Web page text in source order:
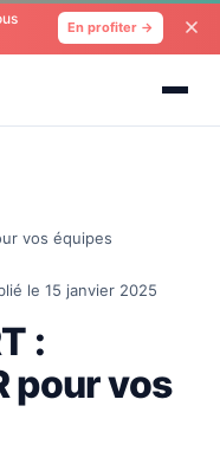
En profiter →
vos équipes
le 15 janvier 2025
:
pour vos